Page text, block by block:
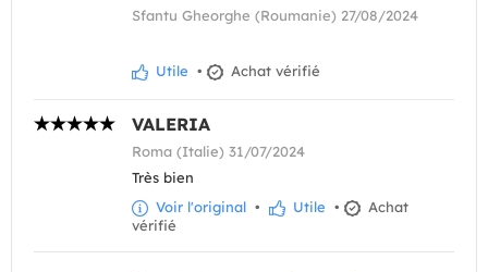
Sfantu Gheorghe (Roumanie) 27/08/2024
Utile • Achat vérifié
VALERIA
Roma (Italie) 31/07/2024
Très bien
Voir l'original • Utile •
Achat
vérifié